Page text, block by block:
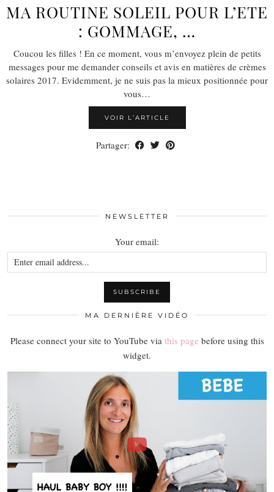
MA ROUTINE SOLEIL POUR L’ETE
: GOMMAGE, …
Coucou les filles ! En ce moment, vous m’envoyez plein de petits
messages pour me demander conseils et avis en matières de crèmes
solaires 2017. Evidemment, je ne suis pas la mieux positionnée pour
vous…
VOIR L’ARTICLE
Partager:
NEWSLETTER
Your email:
MA DERNIÈRE VIDÉO
Please connect your site to YouTube via this page before using this
widget.